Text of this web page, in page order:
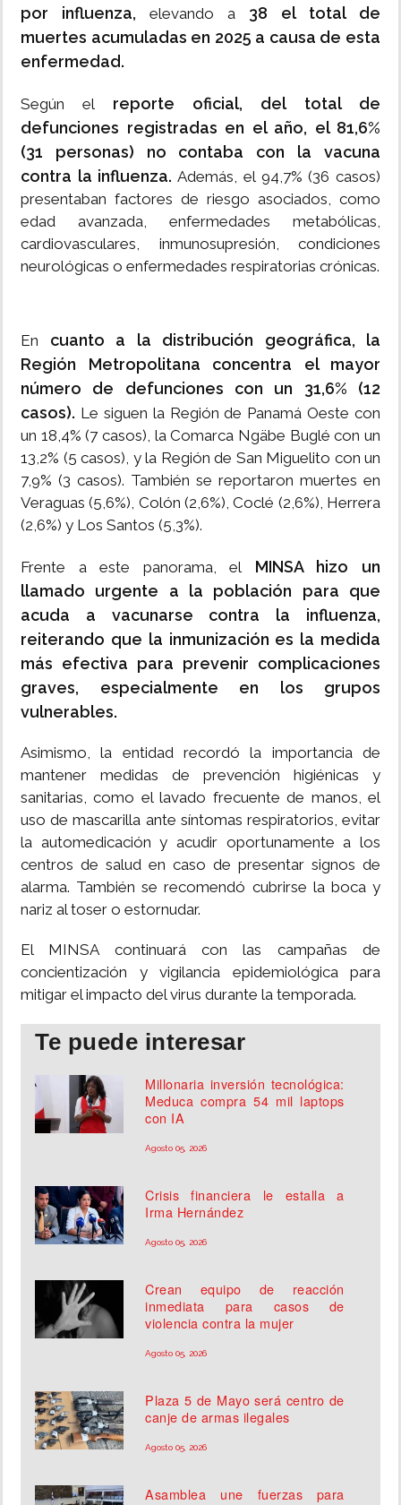
por influenza, elevando a 38 el total de
muertes acumuladas en 2025 a causa de esta
enfermedad.
Según el reporte oficial, del total de
defunciones registradas en el año, el 81,6%
(31 personas) no contaba con la vacuna
contra la influenza. Además, el 94,7% (36 casos)
presentaban factores de riesgo asociados, como
edad avanzada, enfermedades metabólicas,
cardiovasculares, inmunosupresión, condiciones
neurológicas o enfermedades respiratorias crónicas.
En cuanto a la distribución geográfica, la
Región Metropolitana concentra el mayor
número de defunciones con un 31,6% (12
casos). Le siguen la Región de Panamá Oeste con
un 18,4% (7 casos), la Comarca Ngäbe Buglé con un
13,2% (5 casos), y la Región de San Miguelito con un
7,9% (3 casos). También se reportaron muertes en
Veraguas (5,6%), Colón (2,6%), Coclé (2,6%), Herrera
(2,6%) y Los Santos (5,3%).
Frente a este panorama, el MINSA hizo un
llamado urgente a la población para que
acuda a vacunarse contra la influenza,
reiterando que la inmunización es la medida
más efectiva para prevenir complicaciones
graves, especialmente en los grupos
vulnerables.
Asimismo, la entidad recordó la importancia de
mantener medidas de prevención higiénicas y
sanitarias, como el lavado frecuente de manos, el
uso de mascarilla ante síntomas respiratorios, evitar
la automedicación y acudir oportunamente a los
centros de salud en caso de presentar signos de
alarma. También se recomendó cubrirse la boca y
nariz al toser o estornudar.
El MINSA continuará con las campañas de
concientización y vigilancia epidemiológica para
mitigar el impacto del virus durante la temporada.
Te puede interesar
Millonaria inversión tecnológica:
Meduca compra 54 mil laptops
con IA
Agosto 05, 2026
Crisis financiera le estalla a
Irma Hernández
Agosto 05, 2026
Crean equipo de reacción
inmediata para casos de
violencia contra la mujer
Agosto 05, 2026
Plaza 5 de Mayo será centro de
canje de armas ilegales
Agosto 05, 2026
Asamblea une fuerzas para